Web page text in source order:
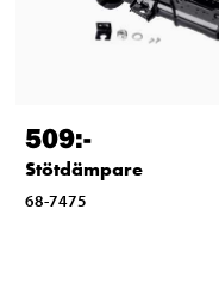
509:-
Stötdämpare
68-7475